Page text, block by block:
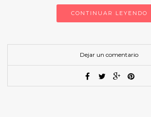
CONTINUAR LEYENDO
Dejar un comentario